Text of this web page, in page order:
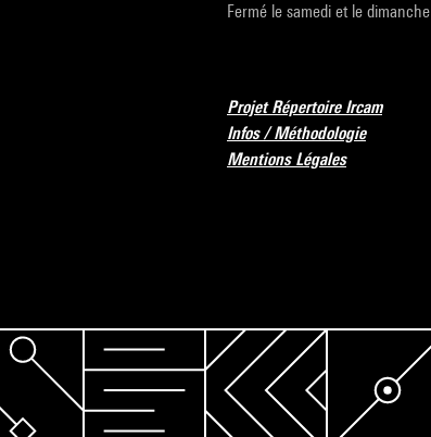
Fermé le samedi et le dimanche
Projet Répertoire Ircam
Infos / Méthodologie
Mentions Légales